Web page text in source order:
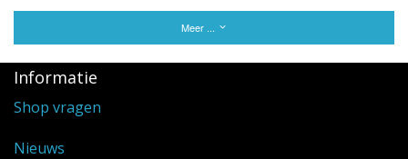
Meer ...
Informatie
Shop vragen
Nieuws